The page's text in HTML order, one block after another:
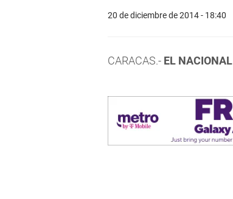
20 de diciembre de 2014 - 18:40
CARACAS.- EL NACIONAL